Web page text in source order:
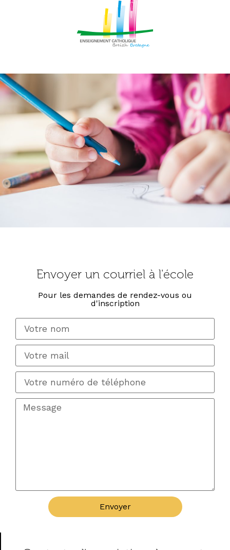
Envoyer un courriel à l'école
Pour les demandes de rendez-vous ou
d'inscription
Envoyer